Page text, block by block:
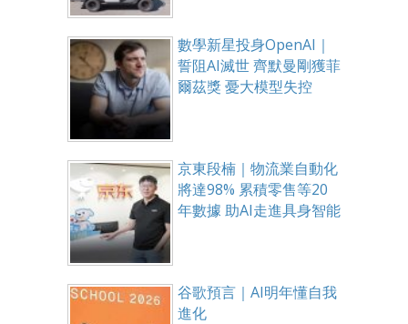
數學新星投身OpenAI｜
誓阻AI滅世 齊默曼剛獲菲
爾茲獎 憂大模型失控
京東段楠｜物流業自動化
將達98% 累積零售等20
年數據 助AI走進具身智能
谷歌預言｜AI明年懂自我
進化